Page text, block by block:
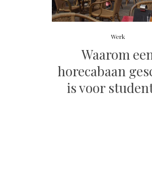
Werk
Waarom
horecabaan
is voor